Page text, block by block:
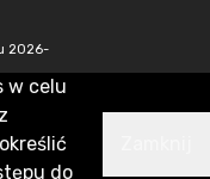
2026-
w celu
do